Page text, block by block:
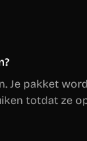
Je pakket
totdat ze